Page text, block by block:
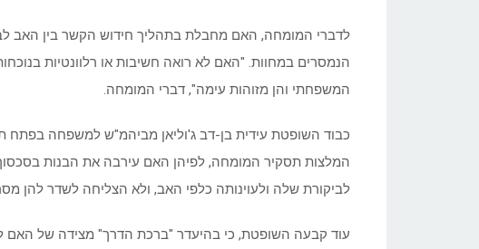
לדברי המומחה, האם מחבלת בתהליך חידוש הקשר בין האב
הנמסרים במחוות. "האם לא רואה חשיבות או רלוונטיות
המשפחתי והן מזוהות עימה", דברי המומחה.
כבוד השופטת עידית בן-דב ג'וליאן מביהמ"ש למשפחה בפתח
המלצות תסקיר המומחה, לפיהן האם עירבה את הבנות
לביקורת שלה ולעוינותה כלפי האב, ולא הצליחה לשדר להן
עוד קבעה השופטת, כי בהיעדר "ברכת הדרך" מצידה של האם